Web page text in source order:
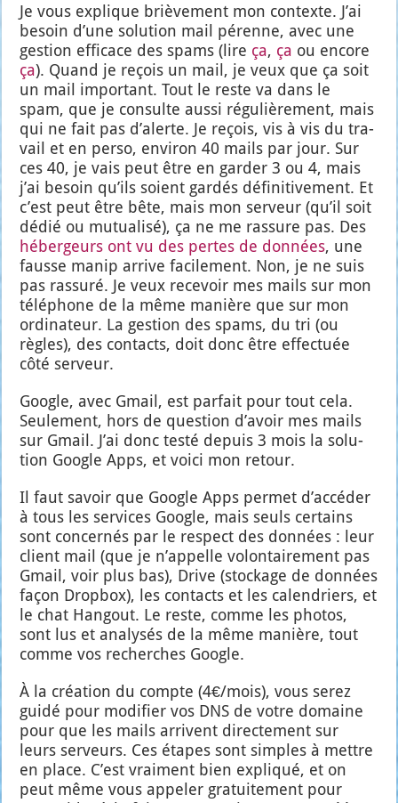
Je vous explique briè­ve­ment mon contexte. J’ai
besoin d’une solu­tion mail pérenne, avec une
ges­tion effi­cace des spams (lire ça, ça ou encore
ça). Quand je reçois un mail, je veux que ça soit
un mail impor­tant. Tout le reste va dans le
spam, que je consulte aus­si régu­liè­re­ment, mais
qui ne fait pas d’a­lerte. Je reçois, vis à vis du tra­
vail et en per­so, envi­ron 40 mails par jour. Sur
ces 40, je vais peut être en gar­der 3 ou 4, mais
j’ai besoin qu’ils soient gar­dés défi­ni­ti­ve­ment. Et
c’est peut être bête, mais mon ser­veur (qu’il soit
dédié ou mutua­li­sé), ça ne me ras­sure pas. Des
héber­geurs ont vu des pertes de don­nées, une
fausse manip arrive faci­le­ment. Non, je ne suis
pas ras­su­ré. Je veux rece­voir mes mails sur mon
télé­phone de la même manière que sur mon
ordi­na­teur. La ges­tion des spams, du tri (ou
règles), des contacts, doit donc être effec­tuée
côté ser­veur.
Google, avec Gmail, est par­fait pour tout cela.
Seule­ment, hors de ques­tion d’a­voir mes mails
sur Gmail. J’ai donc tes­té depuis 3 mois la solu­
tion Google Apps, et voi­ci mon retour.
Il faut savoir que Google Apps per­met d’ac­cé­der
à tous les ser­vices Google, mais seuls cer­tains
sont concer­nés par le res­pect des don­nées : leur
client mail (que je n’ap­pelle volon­tai­re­ment pas
Gmail, voir plus bas), Drive (sto­ckage de don­nées
façon Drop­box), les contacts et les calen­driers, et
le chat Han­gout. Le reste, comme les pho­tos,
sont lus et ana­ly­sés de la même manière, tout
comme vos recherches Google.
À la créa­tion du compte (4€/mois), vous serez
gui­dé pour modi­fier vos DNS de votre domaine
pour que les mails arrivent direc­te­ment sur
leurs ser­veurs. Ces étapes sont simples à mettre
en place. C’est vrai­ment bien expli­qué, et on
peut même vous appe­ler gra­tui­te­ment pour